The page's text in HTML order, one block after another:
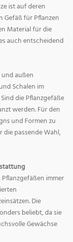
ist auf deren
Gefäß für Pflanzen
Material für die
auch entscheidend
außen
Schalen im
die Pflanzgefäße
werden. Für den
und Formen zu
passende Wahl,
immer
Die
beliebt, da sie
Gewächse